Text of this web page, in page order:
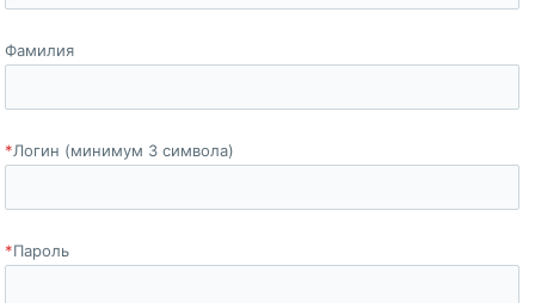
Фамилия
*Логин (минимум 3 символа)
*Пароль